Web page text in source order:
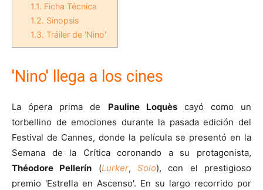
1.1. Ficha Técnica
1.2. Sinopsis
1.3. Tráiler de 'Nino'
'Nino' llega a los cines
La ópera prima de Pauline Loquèscayó como un
torbellino de emociones durante la pasada edición del
Festival de Cannes, donde la película se presentó en la
Semana de la Crítica coronando a su protagonista,
Théodore Pellerín (Lurker,Solo), con el prestigioso
premio 'Estrella en Ascenso'. En su largo recorrido por